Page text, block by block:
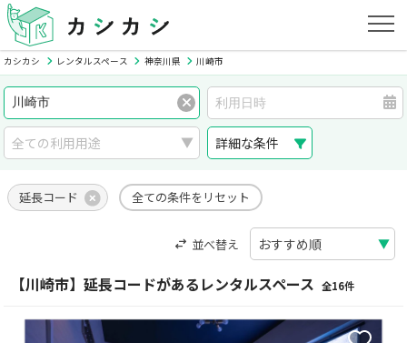
カシカシ レンタルスペース 神奈川県 川崎市
詳細な条件
延長コード 全ての条件をリセット
並べ替え
【川崎市】延長コードがあるレンタルスペース 全16件